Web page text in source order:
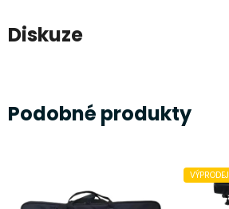
Diskuze
Podobné produkty
VÝPRODEJ